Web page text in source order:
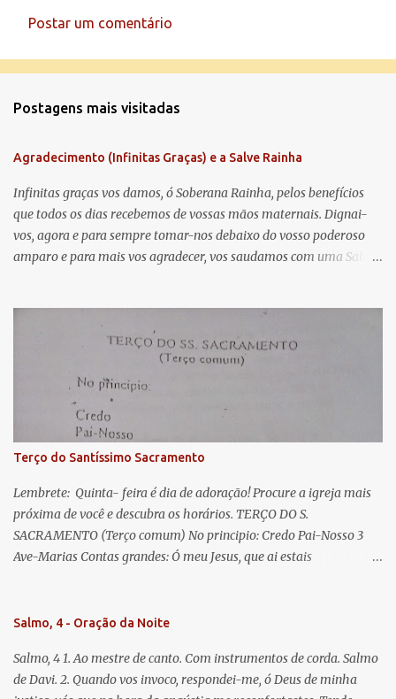
e
t
á
r
i
o
Postar um comentário
Postagens mais visitadas
Agradecimento (Infinitas Graças) e a Salve Rainha
Infinitas graças vos damos, ó Soberana Rainha, pelos benefícios
que todos os dias recebemos de vossas mãos maternais. Dignai-
vos, agora e para sempre tomar-nos debaixo do vosso poderoso
amparo e para mais vos agradecer, vos saudamos com uma Salve
lágrimas. Eia, pois, Advogada nossa, estes vossos olhos
misericordiosos a nós volvei, e depois deste desterro, mostrai-nos
Jesus. Bendito é o fruto do vosso ventre, ó clemente, ó piedosa, ó
doce e sempre Virgem Maria. Rogai por nós Santa Mãe de Deus.
Para que sejamos dignos das promessas de Cristo. Amém.
Terço do Santíssimo Sacramento
Lembrete: Quinta- feira é dia de adoração! Procure a igreja mais
próxima de você e descubra os horários. TERÇO DO S.
SACRAMENTO (Terço comum) No principio: Credo Pai-Nosso 3
Ave-Marias Contas grandes: Ó meu Jesus, que ai estais
Vós morra eu! Nas contas pequenas: Sacramento de Amor!
que nos salva, dá-nos Vossa força, Vosso perdão e a Vossa
misericórdia. (no fim) Rezar 3 vezes: Louvores e graças se deem a
Salmo, 4 - Oração da Noite
Salmo, 4 1. Ao mestre de canto. Com instrumentos de corda. Salmo
de Davi. 2. Quando vos invoco, respondei-me, ó Deus de minha